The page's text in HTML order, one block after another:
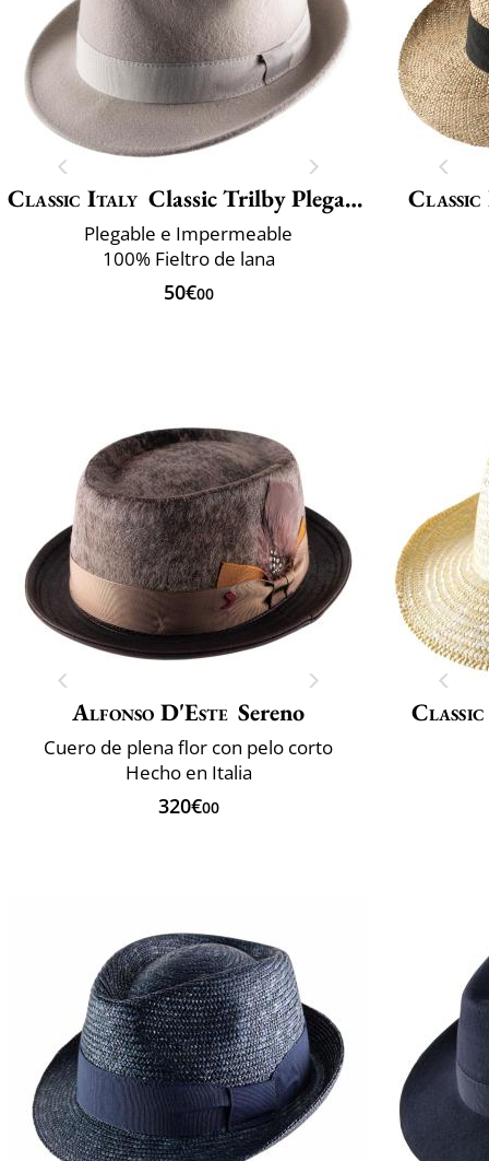
Classic Italy Classic Trilby Plegable
Plegable e Impermeable
100% Fieltro de lana
50€00
Alfonso D'Este Sereno
Cuero de plena flor con pelo corto
Hecho en Italia
320€00